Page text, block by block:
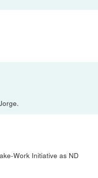
Work Initiative as ND